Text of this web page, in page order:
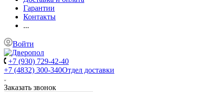
Гарантии
Контакты
...
Войти
+7 (930) 729-42-40
+7 (4832) 300-340Отдел доставки
Заказать звонок